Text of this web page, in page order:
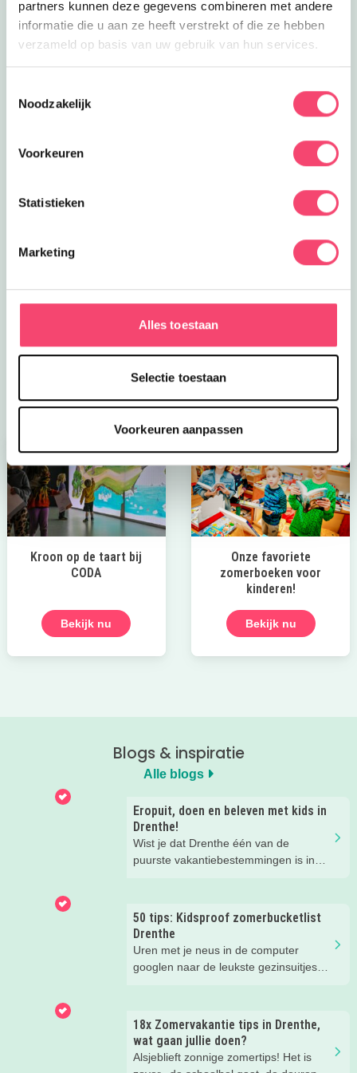
partners kunnen deze gegevens combineren met andere
informatie die u aan ze heeft verstrekt of die ze hebben
verzameld op basis van uw gebruik van hun services.
Noodzakelijk
Voorkeuren
Statistieken
Marketing
Alles toestaan
Selectie toestaan
Voorkeuren aanpassen
De leukste zomervakantie tips in Drenthe
Ontdek de leukste zomer gezin tips in en om Drenthe.
Van kidsproof festival tot verkoelende speeltuinen en
zwemplekken. Of ontdek een van de andere
spannende uitjes deze zomer!
Kroon op de taart bij
CODA
Bekijk nu
Onze favoriete
zomerboeken voor
kinderen!
Bekijk nu
Blogs & inspiratie
Alle blogs
Eropuit, doen en beleven met kids in
Drenthe!
Wist je dat Drenthe één van de
puurste vakantiebestemmingen is in
een gezellig dagje op uit wilt, met je
kinderen in Drenthe is van alles te
beleven. Binnen en buiten en voor jong
en oud. Wij verzamelden toffe tips om
tijdens je vakantie in Drenthe te doen
50 tips: Kidsproof zomerbucketlist
Drenthe
Uren met je neus in de computer
googlen naar de leukste gezinsuitjes
leuke dingen in Drenthe die je gedaan
moet hebben met kinderen. Zo vul je
makkelijk de hele zomervakantie.
18x Zomervakantie tips in Drenthe,
wat gaan jullie doen?
Alsjeblieft zonnige zomertips! Het is